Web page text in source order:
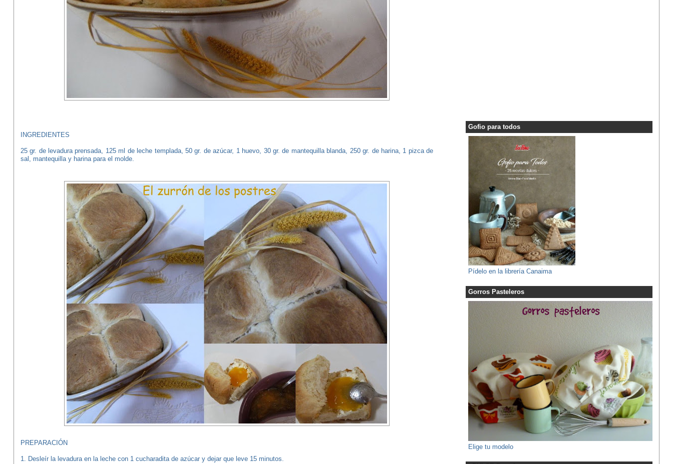
INGREDIENTES
25 gr. de levadura prensada, 125 ml de leche templada, 50 gr. de azúcar, 1 huevo, 30 gr. de mantequilla blanda, 250 gr. de harina, 1 pizca de
sal, mantequilla y harina para el molde.
PREPARACIÓN
1. Desleír la levadura en la leche con 1 cucharadita de azúcar y dejar que leve 15 minutos.
Gofio para todos
Pídelo en la librería Canaima
Gorros Pasteleros
Elige tu modelo